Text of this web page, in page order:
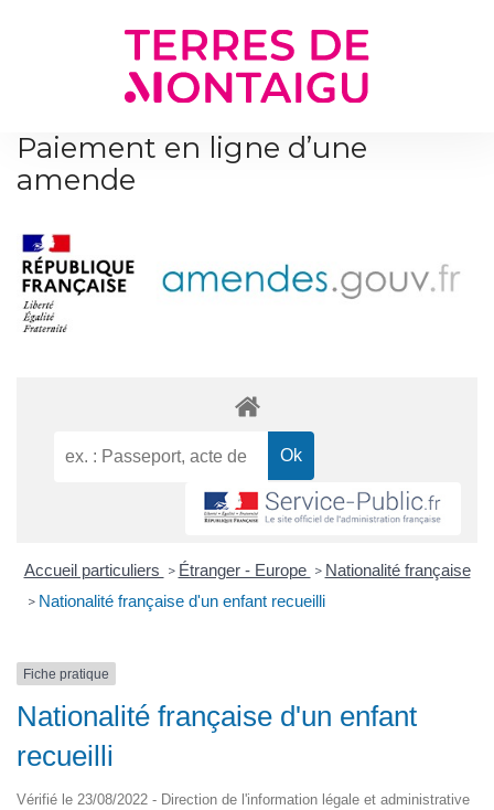
Paiement en ligne d’une
amende
Accueil particuliers > Étranger - Europe > Nationalité française
> Nationalité française d'un enfant recueilli
Fiche pratique
Nationalité française d'un enfant
recueilli
Vérifié le 23/08/2022 - Direction de l'information légale et administrative